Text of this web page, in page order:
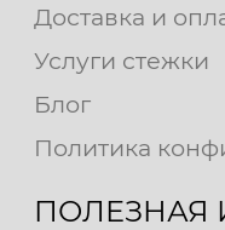
Доставка и
Услуги стежки
Блог
Политика